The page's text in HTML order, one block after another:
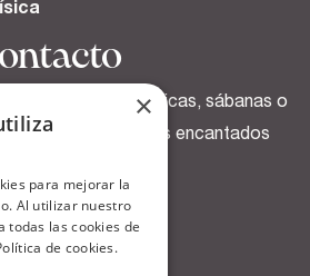
fundas nórdicas, sábanas o
llámanos, estaremos encantados
Vitoria-Gasteiz
física)
×
para mejorar la
Al utilizar nuestro
todas las cookies de
de cookies.